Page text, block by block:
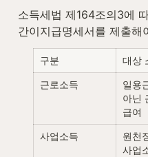
소득세법 제164조의3에
간이지급명세서를 제출해
구분 대상
근로소득
일용
아닌
급여
사업소득
원천
사업